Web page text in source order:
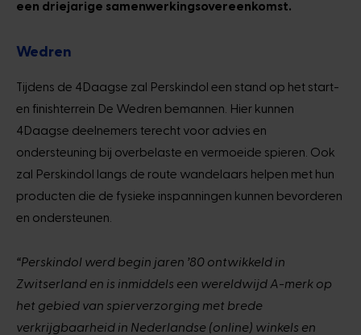
een driejarige samenwerkingsovereenkomst.
Wedren
Tijdens de 4Daagse zal Perskindol een stand op het start-
en finishterrein De Wedren bemannen. Hier kunnen
4Daagse deelnemers terecht voor advies en
ondersteuning bij overbelaste en vermoeide spieren. Ook
zal Perskindol langs de route wandelaars helpen met hun
producten die de fysieke inspanningen kunnen bevorderen
en ondersteunen.
“Perskindol werd begin jaren ’80 ontwikkeld in
Zwitserland en is inmiddels een wereldwijd A-merk op
het gebied van spierverzorging met brede
verkrijgbaarheid in Nederlandse (online) winkels en